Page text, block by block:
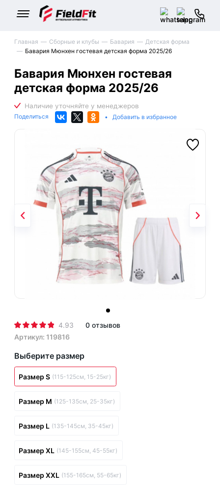
Главная Сборные и клубы Бавария
Детская форма
Бавария Мюнхен гостевая детская форма 2025/26
Бавария Мюнхен гостевая
детская форма 2025/26
Поделиться • Добавить в избранное
4.93
0 отзывов
Артикул: 119816
Выберите размер
Размер S (115-125см, 15-25кг)
Размер M (125-135см, 25-35кг)
Размер L (135-145см, 35-45кг)
Размер XL (145-155см, 45-55кг)
Размер XXL (155-165см, 55-65кг)